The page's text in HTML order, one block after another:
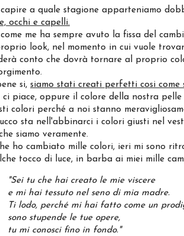
capire a quale stagione apparteniamo
occhi e capelli.
me ha sempre avuto la fissa del
look, nel momento in cui vuole
conto che dovrà tornare al proprio
si, siamo stati creati perfetti cosi come
ci piace, oppure il colore della nostra
colori perché a noi stanno
sta nell'abbinarci i colori giusti nel
siamo veramente.
ho cambiato mille colori, ieri mi sono
tocco di luce, in barba ai miei mille
"Sei tu che hai creato le mie viscere
e mi hai tessuto nel seno di mia madre.
Ti lodo, perché mi hai fatto come un
sono stupende le tue opere,
tu mi conosci fino in fondo."